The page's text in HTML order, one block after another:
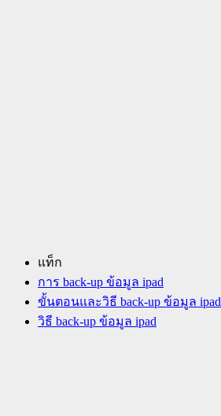
แท็ก
การ back-up ข้อมูล ipad
ขั้นตอนและวิธี back-up ข้อมูล ipad
วิธี back-up ข้อมูล ipad